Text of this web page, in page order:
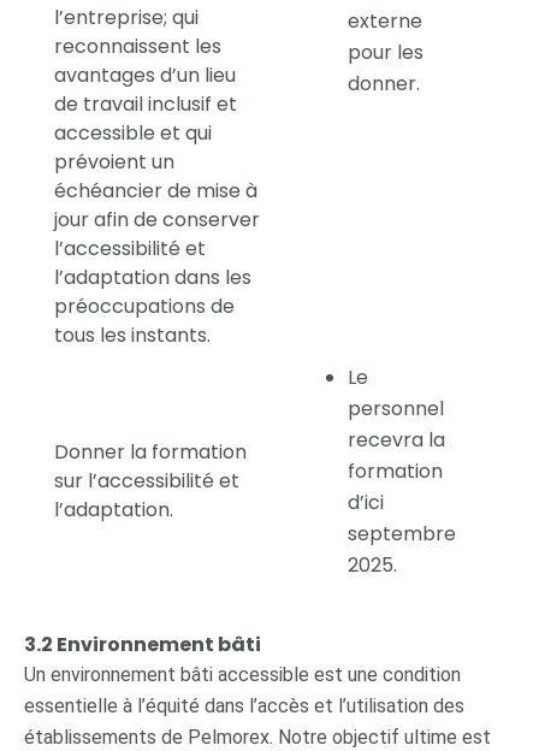
l’entreprise; qui
reconnaissent les
avantages d’un lieu
de travail inclusif et
accessible et qui
prévoient un
échéancier de mise à
jour afin de conserver
l’accessibilité et
l’adaptation dans les
préoccupations de
tous les instants.
externe
pour les
donner.
Donner la formation
sur l’accessibilité et
l’adaptation.
Le
personnel
recevra la
formation
d’ici
septembre
2025.
3.2 Environnement bâti
Un environnement bâti accessible est une condition
essentielle à l’équité dans l’accès et l’utilisation des
établissements de Pelmorex. Notre objectif ultime est